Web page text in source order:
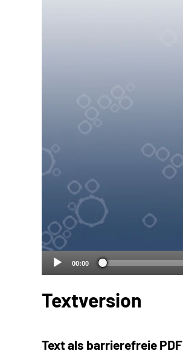
00:00
Textversion
Text als barrierefreie PDF